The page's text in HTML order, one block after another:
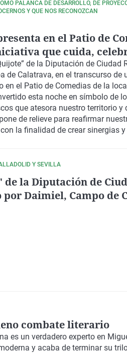
PALANCA DE DESARROLLO, DE
Y QUE NOS RECONOZCAN
en el Patio de
que cuida,
herencia quijotesca y
de la Diputación de Ciudad
de Calatrava, en el transcurso de
en el Patio de Comedias de la
esta noche en símbolo de
que atesora nuestro territorio y
de relieve para reafirmar
la finalidad de crear sinergias
Y SEVILLA
la Diputación de
por Daimiel, Campo de
combate literario
es un verdadero experto en
y acaba de terminar su